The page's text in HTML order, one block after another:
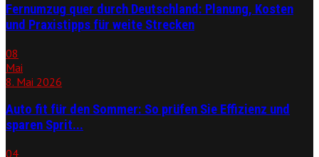
Fernumzug quer durch Deutschland: Planung, Kosten
und Praxistipps für weite Strecken
08
Mai
8. Mai 2026
Auto fit für den Sommer: So prüfen Sie Effizienz und
sparen Sprit...
04